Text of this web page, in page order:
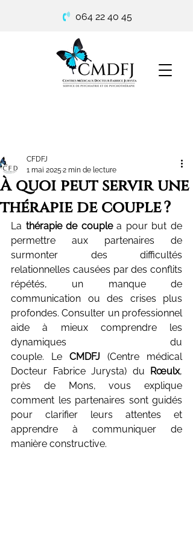
064 22 40 45
À quoi peut servir une
thérapie de couple ?
CFDFJ
1 mai 2025 2 min de lecture
La thérapie de couple a pour but de
permettre aux partenaires de
surmonter des difficultés
relationnelles causées par des conflits
répétés, un manque de
communication ou des crises plus
profondes. Consulter un professionnel
aide à mieux comprendre les
dynamiques du
couple. Le CMDFJ (Centre médical
Docteur Fabrice Jurysta) du Rœulx,
près de Mons, vous explique
comment les partenaires sont guidés
pour clarifier leurs attentes et
apprendre à communiquer de
manière constructive.